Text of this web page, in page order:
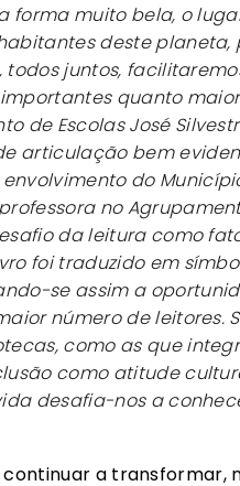
forma muito bela, o
deste planeta,
todos juntos,
quanto
de Escolas José
articulação bem
do
no
da leitura como
foi traduzido em
se assim a
número de leitores.
como as que
como atitude
desafia-nos a
a transformar,